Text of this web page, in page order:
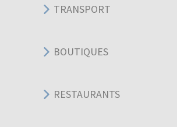
TRANSPORT
BOUTIQUES
RESTAURANTS